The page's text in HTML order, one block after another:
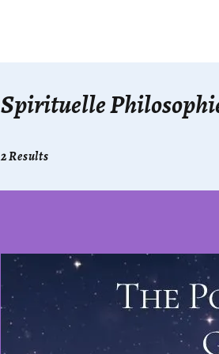
Spirituelle
2 Results